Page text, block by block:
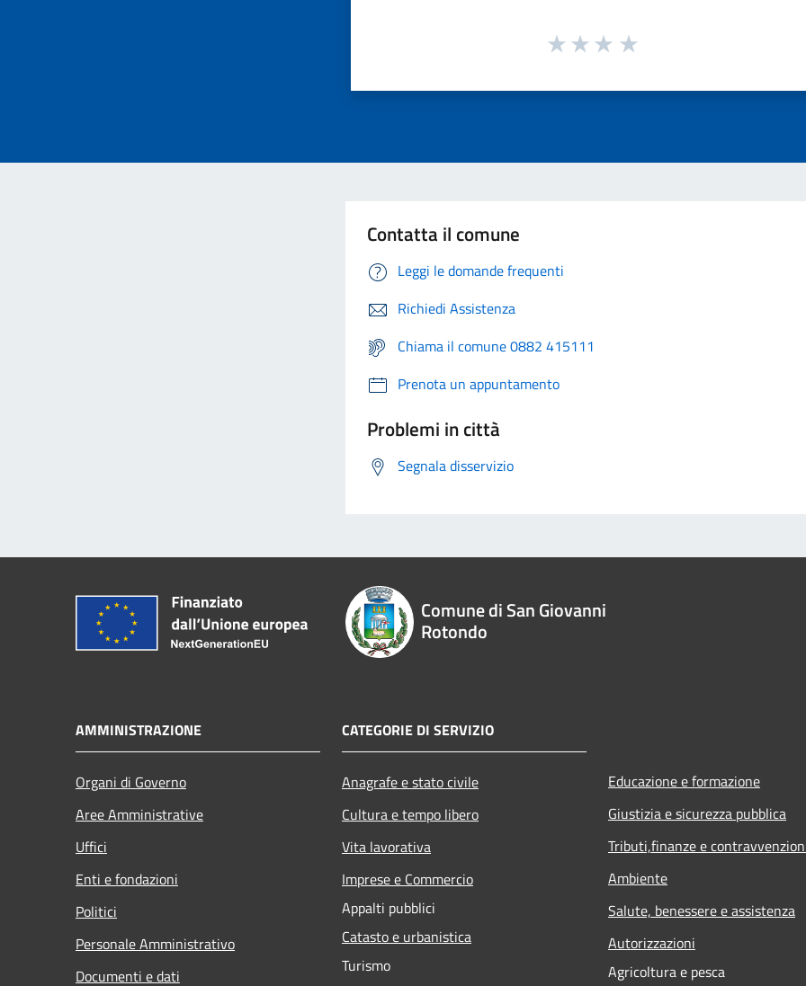
Contatta il comune
Leggi le domande frequenti
Richiedi Assistenza
Chiama il comune 0882 415111
Prenota un appuntamento
Problemi in città
Segnala disservizio
Comune di San Giovanni
Rotondo
AMMINISTRAZIONE
Organi di Governo
Aree Amministrative
Uffici
Enti e fondazioni
Politici
Personale Amministrativo
Documenti e dati
CATEGORIE DI SERVIZIO
Anagrafe e stato civile
Cultura e tempo libero
Vita lavorativa
Imprese e Commercio
Appalti pubblici
Catasto e urbanistica
Turismo
Educazione e formazione
Giustizia e sicurezza pubblica
Tributi,finanze e
Ambiente
Salute, benessere e assistenza
Autorizzazioni
Agricoltura e pesca